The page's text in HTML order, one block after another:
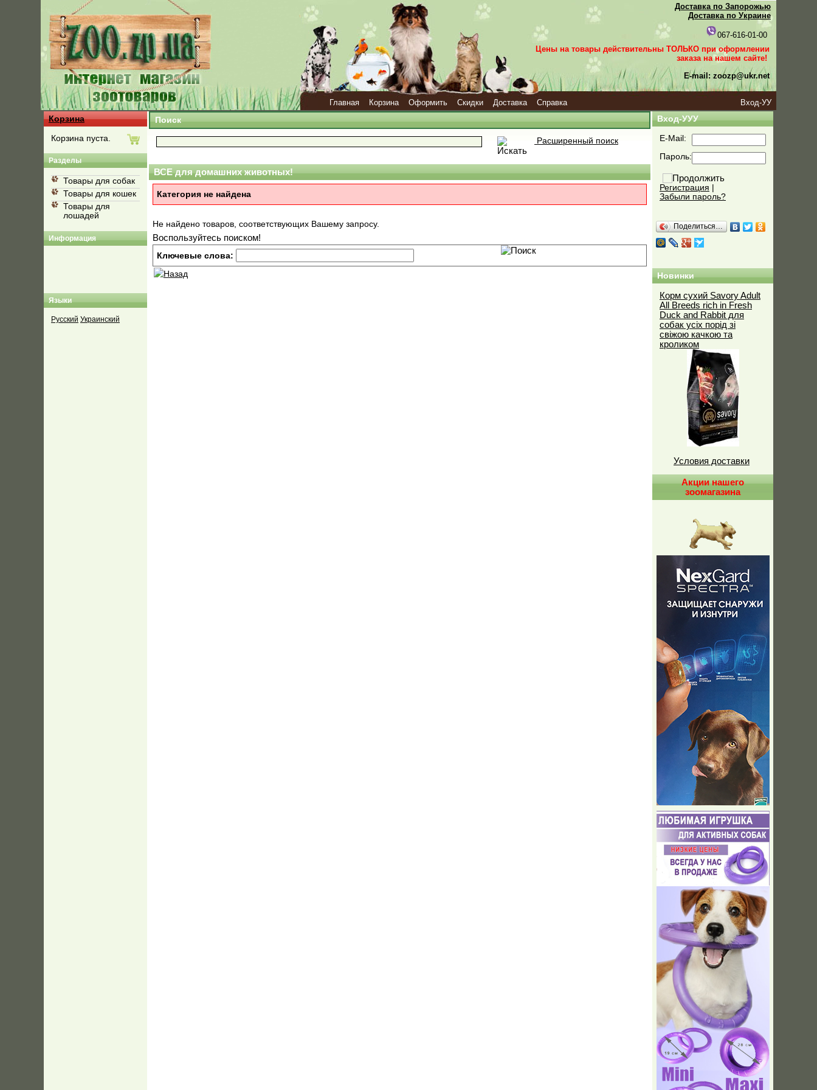
Доставка по Запорожью
Доставка по Украине
067-616-01-00
Цены на товары действительны ТОЛЬКО при оформлении
заказа на нашем сайте!
E-mail: zoozp@ukr.net
Главная Корзина Оформить Скидки Доставка Справка
Вход-УУ
Корзина
Корзина пуста.
Разделы
Товары для собак
Товары для кошек
Товары для
лошадей
Информация
Языки
Русский Украинский
Поиск
Расширенный поиск
ВСЕ для домашних животных!
Категория не найдена
Не найдено товаров, соответствующих Вашему запросу.
Воспользуйтесь поиском!
Ключевые слова:
Вход-УУУ
E-Mail:
Пароль:
Регистрация
Забыли пароль?
Поделиться…
Новинки
Корм сухий Savory Adult
All Breeds rich in Fresh
Duck and Rabbit для
собак усіх порід зі
свіжою качкою та
кроликом
Условия доставки
Акции нашего
зоомагазина